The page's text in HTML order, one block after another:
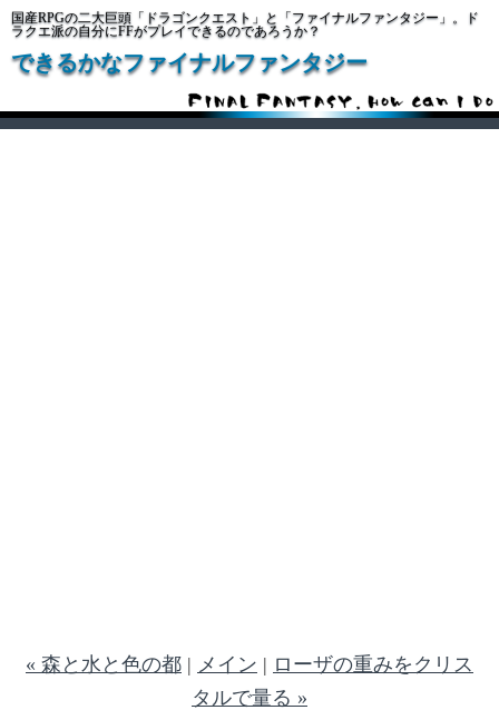
国産RPGの二大巨頭「ドラゴンクエスト」と「ファイナルファンタジー」。ド
ラクエ派の自分にFFがプレイできるのであろうか？
できるかなファイナルファンタジー
« 森と水と色の都 | メイン | ローザの重みをクリス
タルで量る »